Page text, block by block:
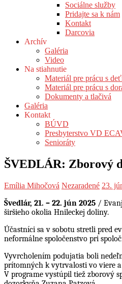
Sociálne služby
Pridajte sa k nám
Kontakt
Darcovia
Archív
Galéria
Video
Na stiahnutie
Materiál pre prácu s
Materiál pre prácu s
Dokumenty a tlačivá
Galéria
Kontakt
BÚVD
Presbyterstvo VD
Senioráty
ŠVEDLÁR: Zborový
Emília Mihočová Nezaradené 23.
Švedlár, 21. – 22. jún 2025 /
širšieho okolia Hnileckej doliny.
Účastníci sa v sobotu stretli pred
neformálne spoločenstvo pri
Vyvrcholením podujatia boli
prítomných k vytrvalosti vo viere
V programe vystúpil tiež zborový